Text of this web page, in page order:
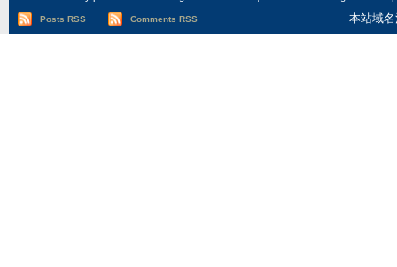
Posts RSS Comments RSS 本站域